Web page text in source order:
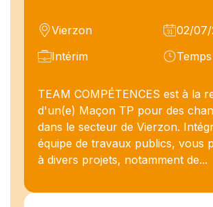
Vierzon
02/07/
Intérim
TEAM COMPÉTENCES est à la
d'un(e) Maçon TP pour des
dans le secteur de Vierzon.
équipe de travaux publics, vous
à divers projets, notamment de...